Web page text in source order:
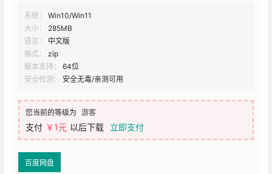
系统：
Win10/Win11
大小：
285MB
语言：
中文版
格式：
zip
版本支持：
64位
安全检测：
安全无毒/亲测可用
您当前的等级为 游客
支付 ￥1元 以后下载 立即支付
百度网盘